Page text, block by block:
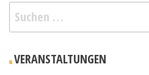
Suchen
nach:
VERANSTALTUNGEN